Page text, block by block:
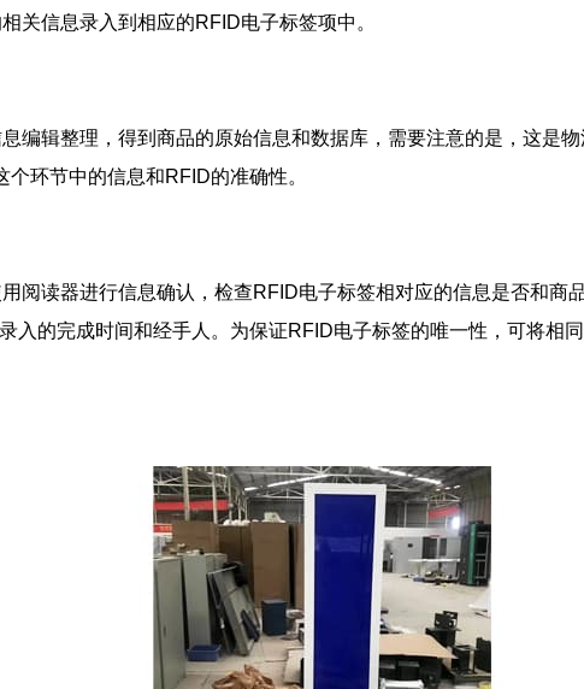
信息录入到相应的RFID电子标签项中。
辑整理，得到商品的原始信息和数据库，需要注意的是，这是物
环节中的信息和RFID的准确性。
读器进行信息确认，检查RFID电子标签相对应的信息是否和商
入的完成时间和经手人。为保证RFID电子标签的唯一性，可将相